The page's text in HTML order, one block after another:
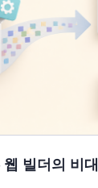
빌더의 비